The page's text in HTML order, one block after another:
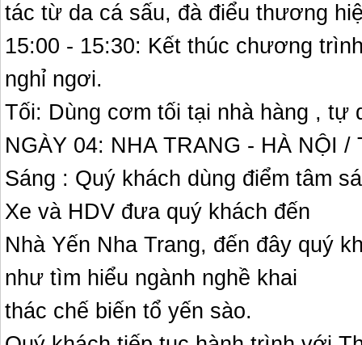
tác từ da cá sấu, đà điểu thương
15:00 - 15:30: Kết thúc chương
nghỉ ngơi.
Tối: Dùng cơm tối tại nhà hàng , tự
NGÀY 04: NHA TRANG - HÀ NỘI /
Sáng : Quý khách dùng điểm tâm
Xe và HDV đưa quý khách đến
Nhà Yến Nha Trang, đến đây quý
như tìm hiểu ngành nghề khai
thác chế biến tổ yến sào.